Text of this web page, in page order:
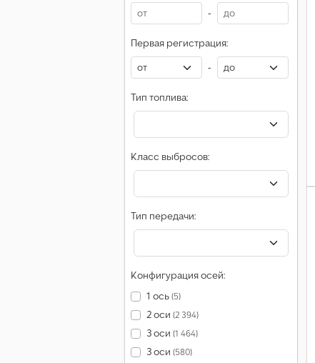
-
Первая регистрация:
-
Тип топлива:
Класс выбросов:
Тип передачи:
Конфигурация осей:
1 ось(5)
2 оси (2 394)
3 оси (1 464)
3 оси (580)